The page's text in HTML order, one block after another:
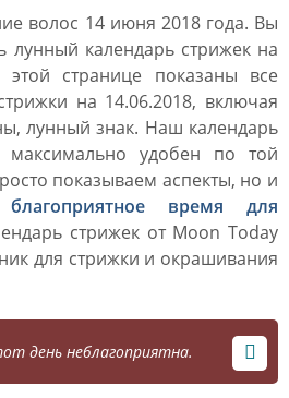
волос 14 июня 2018 года. Вы
лунный календарь стрижек на
странице показаны все
на 14.06.2018, включая
лунный знак. Наш календарь
максимально удобен по той
показываем аспекты, но и
благоприятное время для
стрижек от Moon Today
для стрижки и окрашивания
день неблагоприятна.